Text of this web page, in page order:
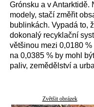
Grónsku a v Antarktidě.
modely, stačí změřit
bublinkách. Vypadá to,
dokonalý recyklační
většinou mezi 0,0180
na 0,0385 % by mohl
paliv, zemědělství a
Zvětšit obrázek